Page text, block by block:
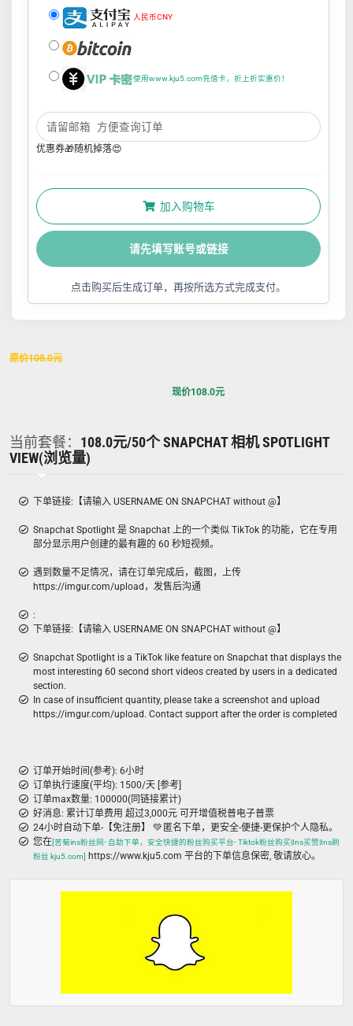
人民币CNY
使用www.kju5.com充值卡，折上折实惠价！
优惠券🎁随机掉落😍
加入购物车
请先填写账号或链接
点击购买后生成订单，再按所选方式完成支付。
原价108.0元
现价108.0元
当前套餐： 108.0元/50个 SNAPCHAT 相机 SPOTLIGHT
VIEW(浏览量)
下单链接:【请输入 USERNAME ON SNAPCHAT without @】
Snapchat Spotlight 是 Snapchat 上的一个类似 TikTok 的功能，它在专用
部分显示用户创建的最有趣的 60 秒短视频。
遇到数量不足情况，请在订单完成后，截图，上传
https://imgur.com/upload，发售后沟通
:
下单链接:【请输入 USERNAME ON SNAPCHAT without @】
Snapchat Spotlight is a TikTok like feature on Snapchat that displays the
most interesting 60 second short videos created by users in a dedicated
section.
In case of insufficient quantity, please take a screenshot and upload
https://imgur.com/upload. Contact support after the order is completed
订单开始时间(参考): 6小时
订单执行速度(平均): 1500/天 [参考]
订单max数量: 100000(同链接累计)
好消息: 累计订单费用 超过3,000元 可开增值税普电子普票
24小时自动下单-【免注册】 💚 匿名下单，更安全-便捷-更保护个人隐私。
您在[苦菊ins粉丝网- 自助下单，安全快捷的粉丝购买平台- Tiktok粉丝购买|Ins买赞|Ins刷
粉丝 kju5.com]
https://www.kju5.com 平台的下单信息保密, 敬请放心。